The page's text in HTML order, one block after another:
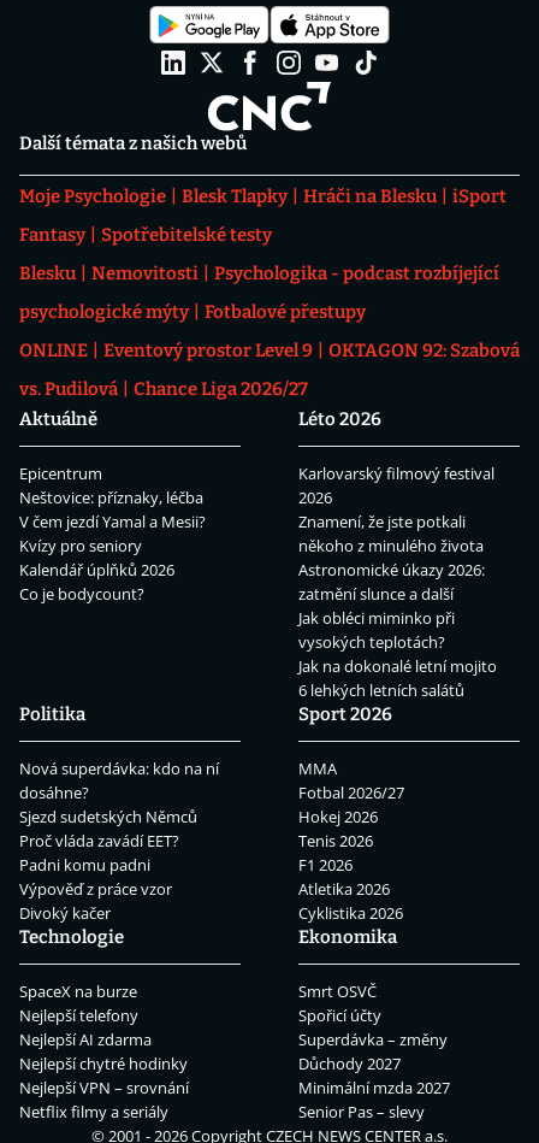
Další témata z našich webů
Moje Psychologie Blesk Tlapky Hráči na Blesku
iSport
Fantasy
Spotřebitelské testy
Blesku
Nemovitosti
Psychologika - podcast rozbíjející
psychologické mýty
Fotbalové přestupy
ONLINE
Eventový prostor Level 9
OKTAGON 92: Szabová
vs. Pudilová
Chance Liga 2026/27
Aktuálně
Epicentrum
Neštovice: příznaky, léčba
V čem jezdí Yamal a Mesii?
Kvízy pro seniory
Kalendář úplňků 2026
Co je bodycount?
Léto 2026
Karlovarský filmový festival
2026
Znamení, že jste potkali
někoho z minulého života
Astronomické úkazy 2026:
zatmění slunce a další
Jak obléci miminko při
vysokých teplotách?
Jak na dokonalé letní mojito
6 lehkých letních salátů
Politika
Nová superdávka: kdo na ní
dosáhne?
Sjezd sudetských Němců
Proč vláda zavádí EET?
Padni komu padni
Výpověď z práce vzor
Divoký kačer
Sport 2026
MMA
Fotbal 2026/27
Hokej 2026
Tenis 2026
F1 2026
Atletika 2026
Cyklistika 2026
Technologie
SpaceX na burze
Nejlepší telefony
Nejlepší AI zdarma
Nejlepší chytré hodinky
Nejlepší VPN – srovnání
Netflix filmy a seriály
Ekonomika
Smrt OSVČ
Spořicí účty
Superdávka – změny
Důchody 2027
Minimální mzda 2027
Senior Pas – slevy
© 2001 - 2026 CopyrightCZECH NEWS CENTER a.s.